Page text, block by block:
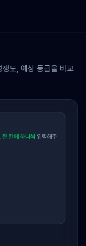
도, 예상 등급을 비교
한 칸에 하나씩 입력해주